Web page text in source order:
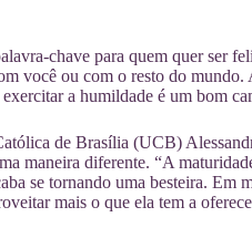
chave para quem quer ser
você ou com o resto do
a humildade é um bom
de Brasília (UCB)
maneira diferente. “A
se tornando uma besteira. Em
mais o que ela tem a